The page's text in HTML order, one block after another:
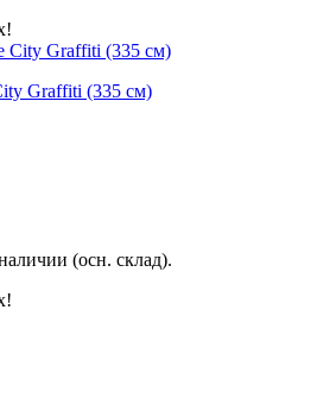
Graffiti (335 см)
(осн. склад).